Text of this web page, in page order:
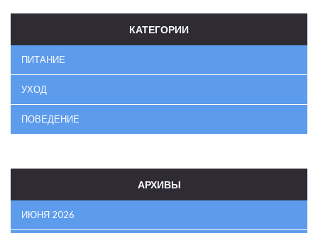
КАТЕГОРИИ
ПИТАНИЕ
УХОД
ПОВЕДЕНИЕ
АРХИВЫ
ИЮНЯ 2026